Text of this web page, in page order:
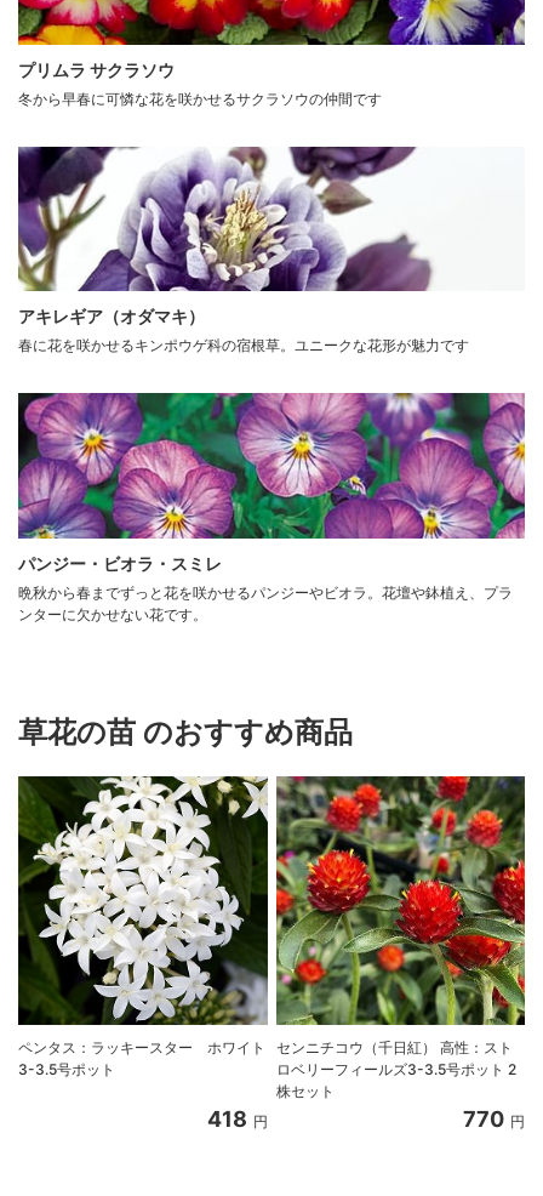
プリムラ サクラソウ
冬から早春に可憐な花を咲かせるサクラソウの仲間です
アキレギア（オダマキ）
春に花を咲かせるキンポウゲ科の宿根草。ユニークな花形が魅力です
パンジー・ビオラ・スミレ
晩秋から春までずっと花を咲かせるパンジーやビオラ。花壇や鉢植え、プラ
ンターに欠かせない花です。
草花の苗 のおすすめ商品
ペンタス：ラッキースター ホワイト
3-3.5号ポット
418 円
センニチコウ（千日紅） 高性：スト
ロベリーフィールズ3-3.5号ポット 2
株セット
770 円